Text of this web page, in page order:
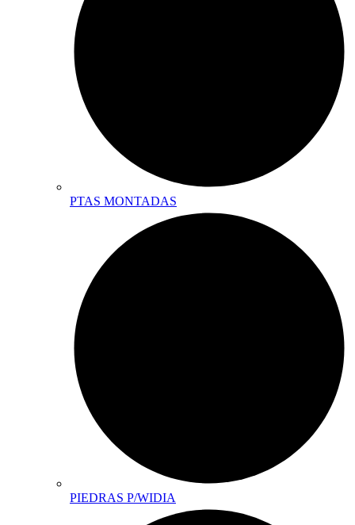
PTAS MONTADAS
PIEDRAS P/WIDIA